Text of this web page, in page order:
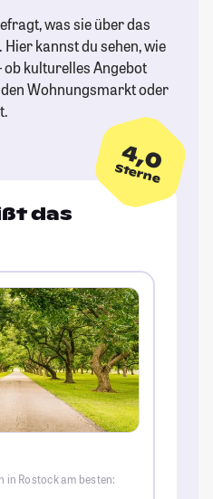
was sie über das
Hier kannst du sehen, wie
ob kulturelles Angebot
Wohnungsmarkt oder
4,0
Sterne
das
in Rostock am besten: